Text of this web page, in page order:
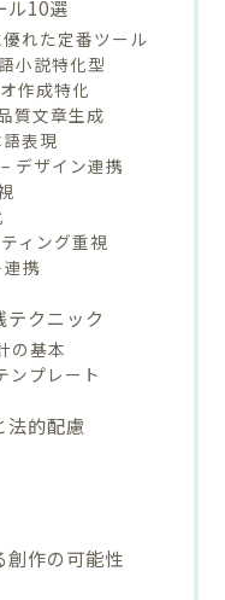
ル10選
れた定番ツール
小説特化型
作成特化
質文章生成
表現
デザイン連携
ィング重視
携
クニック
の基本
ンプレート
法的配慮
創作の可能性